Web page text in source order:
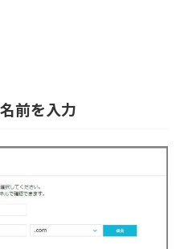
前を入力